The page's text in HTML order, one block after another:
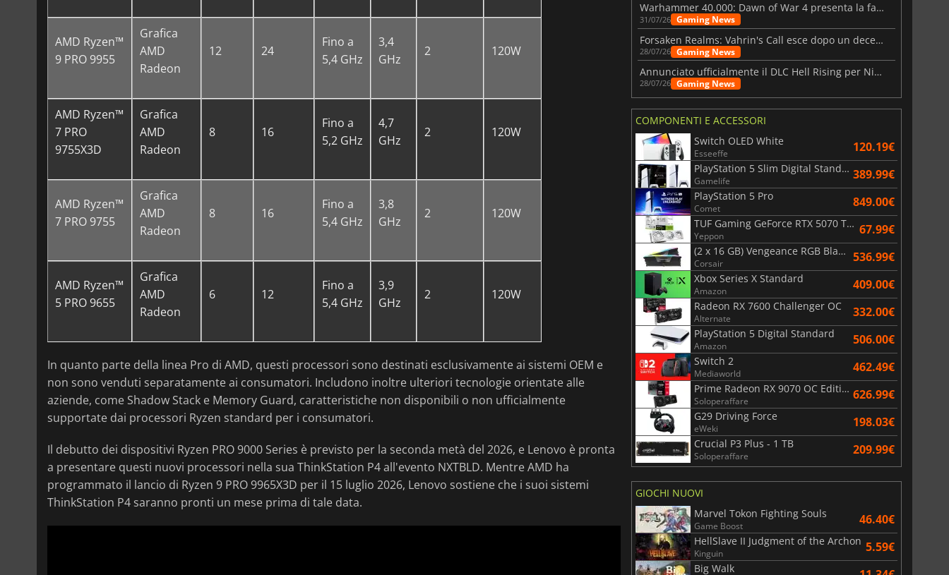
AMD Ryzen™
9 PRO 9955
Grafica
AMD
Radeon
12 24
Fino a
5,4 GHz
3,4
GHz
2 120W
AMD Ryzen™
7 PRO
9755X3D
Grafica
AMD
Radeon
8 16
Fino a
5,2 GHz
4,7
GHz
2 120W
AMD Ryzen™
7 PRO 9755
Grafica
AMD
Radeon
8 16
Fino a
5,4 GHz
3,8
GHz
2 120W
AMD Ryzen™
5 PRO 9655
Grafica
AMD
Radeon
6 12
Fino a
5,4 GHz
3,9
GHz
2 120W
In quanto parte della linea Pro di AMD, questi processori sono destinati esclusivamente ai sistemi OEM e
non sono venduti separatamente ai consumatori. Includono inoltre ulteriori tecnologie orientate alle
aziende, come Shadow Stack e Memory Guard, caratteristiche non disponibili o non ufficialmente
supportate dai processori Ryzen standard per i consumatori.
Il debutto dei dispositivi Ryzen PRO 9000 Series è previsto per la seconda metà del 2026, e Lenovo è pronta
a presentare questi nuovi processori nella sua ThinkStation P4 all'evento NXTBLD. Mentre AMD ha
programmato il lancio di Ryzen 9 PRO 9965X3D per il 15 luglio 2026, Lenovo sostiene che i suoi sistemi
ThinkStation P4 saranno pronti un mese prima di tale data.
Warhammer 40.000: Dawn of War 4 presenta la fazione dei Necron
31/07/26 Gaming News
Forsaken Realms: Vahrin's Call esce dopo un decennio di sviluppo
28/07/26 Gaming News
Annunciato ufficialmente il DLC Hell Rising per Nioh 3
28/07/26 Gaming News
COMPONENTI E ACCESSORI
Switch OLED White
Esseeffe 120.19€
PlayStation 5 Slim Digital Standard
Gamelife 389.99€
PlayStation 5 Pro
Comet 849.00€
TUF Gaming GeForce RTX 5070 Ti OC White Edition 16GB
Yeppon 67.99€
(2 x 16 GB) Vengeance RGB Black AMD Expo 6000 MHz - CAS 30
Corsair 536.99€
Xbox Series X Standard
Amazon 409.00€
Radeon RX 7600 Challenger OC
Alternate 332.00€
PlayStation 5 Digital Standard
Amazon 506.00€
Switch 2
Mediaworld 462.49€
Prime Radeon RX 9070 OC Edition 16GB
Soloperaffare 626.99€
G29 Driving Force
eWeki 198.03€
Crucial P3 Plus - 1 TB
Soloperaffare 209.99€
GIOCHI NUOVI
Marvel Tokon Fighting Souls
Game Boost 46.40€
HellSlave II Judgment of the Archon
Kinguin 5.59€
Big Walk